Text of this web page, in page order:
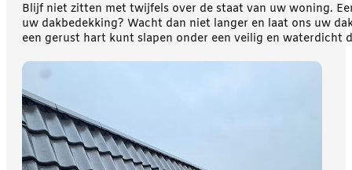
Blijf niet zitten met twijfels over de staat van uw woning.
uw dakbedekking? Wacht dan niet langer en laat ons uw
een gerust hart kunt slapen onder een veilig en waterdicht